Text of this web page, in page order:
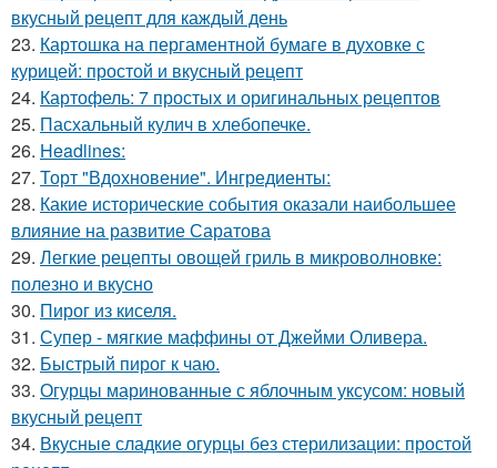
вкусный рецепт для каждый день
23. Картошка на пергаментной бумаге в духовке с
курицей: простой и вкусный рецепт
24. Картофель: 7 простых и оригинальных рецептов
25. Пасхальный кулич в хлебопечке.
26. Headlines:
27. Торт "Вдохновение". Ингредиенты:
28. Какие исторические события оказали наибольшее
влияние на развитие Саратова
29. Легкие рецепты овощей гриль в микроволновке:
полезно и вкусно
30. Пирог из киселя.
31. Супер - мягкие маффины от Джейми Оливера.
32. Быстрый пирог к чаю.
33. Огурцы маринованные с яблочным уксусом: новый
вкусный рецепт
34. Вкусные сладкие огурцы без стерилизации: простой